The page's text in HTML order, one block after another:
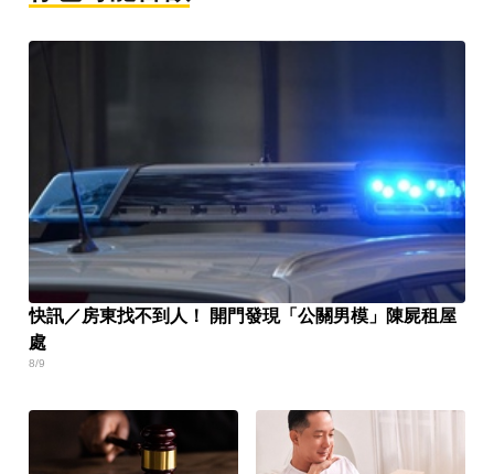
快訊／房東找不到人！ 開門發現「公關男模」陳屍租屋
處
8/9